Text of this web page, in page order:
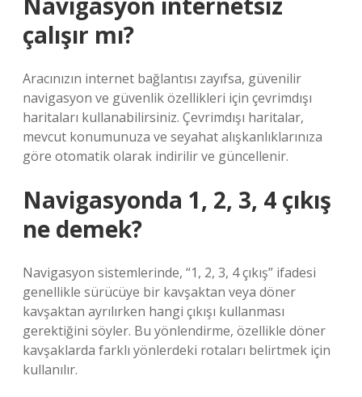
çalışır mı?
Aracınızın internet bağlantısı zayıfsa, güvenilir
navigasyon ve güvenlik özellikleri için çevrimdışı
haritaları kullanabilirsiniz. Çevrimdışı haritalar,
mevcut konumunuza ve seyahat alışkanlıklarınıza
göre otomatik olarak indirilir ve güncellenir.
Navigasyonda 1, 2, 3, 4 çıkış
ne demek?
Navigasyon sistemlerinde, “1, 2, 3, 4 çıkış” ifadesi
genellikle sürücüye bir kavşaktan veya döner
kavşaktan ayrılırken hangi çıkışı kullanması
gerektiğini söyler. Bu yönlendirme, özellikle döner
kavşaklarda farklı yönlerdeki rotaları belirtmek için
kullanılır.